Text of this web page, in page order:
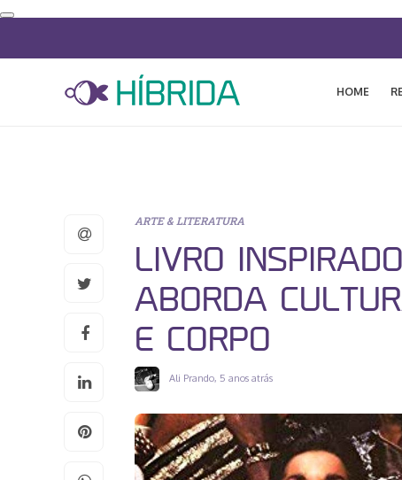
HOME
ARTE & LITERATURA
LIVRO
ABORDA
E CORPO
Ali Prando, 5 anos atrás